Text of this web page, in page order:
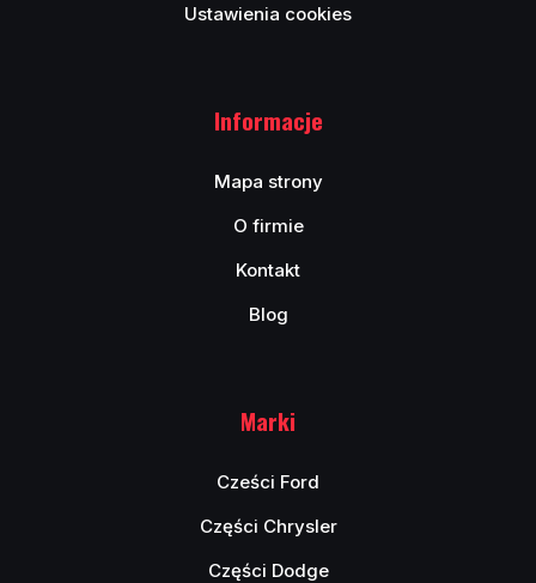
Ustawienia cookies
Informacje
Mapa strony
O firmie
Kontakt
Blog
Marki
Cześci Ford
Części Chrysler
Części Dodge